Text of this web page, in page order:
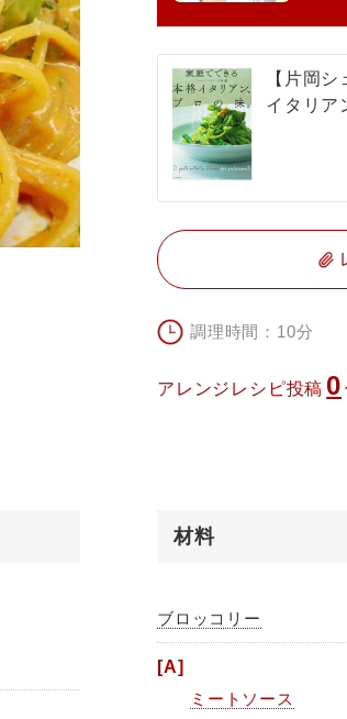
【片岡
イタリア
調理時間：10分
アレンジレシピ投稿 0
材料
ブロッコリー
[A]
ミートソース